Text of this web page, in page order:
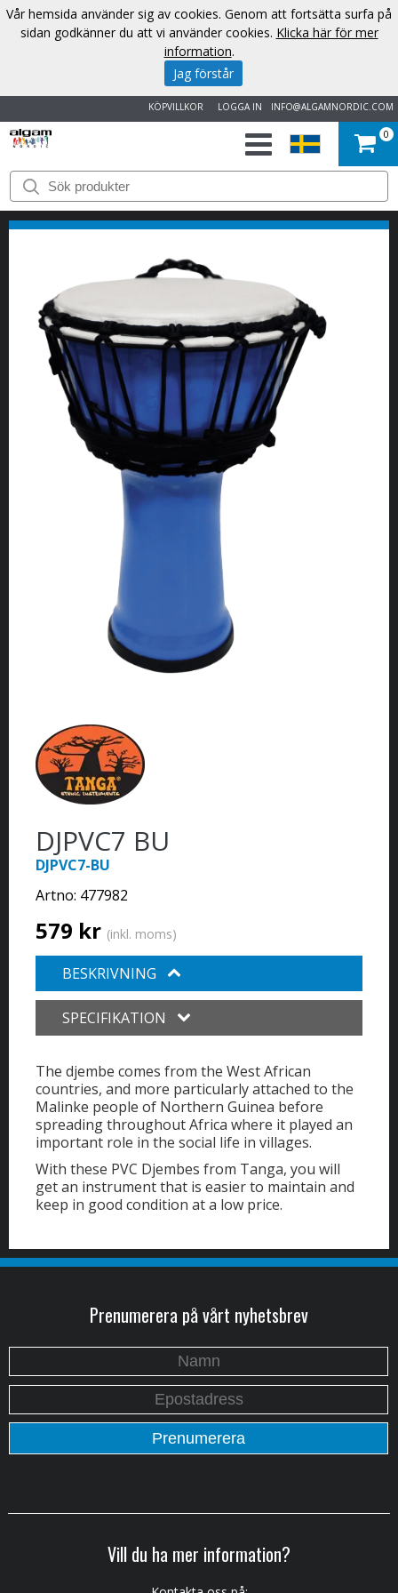
INFO@ALGAMNORDIC.COM
LOGGA IN
KÖPVILLKOR
START
VARUMÄRKEN
NYHETER
OM
OSS
KONTAKT
0
DJPVC7 BU
DJPVC7-BU
Artno: 477982
579 kr (inkl. moms)
BESKRIVNING
SPECIFIKATION
The djembe comes from the West African
countries, and more particularly attached to the
Malinke people of Northern Guinea before
spreading throughout Africa where it played an
important role in the social life in villages.
With these PVC Djembes from Tanga, you will
get an instrument that is easier to maintain and
keep in good condition at a low price.
Prenumerera på vårt nyhetsbrev
Vill du ha mer information?
Vår hemsida använder sig av cookies. Genom att fortsätta surfa på
sidan godkänner du att vi använder cookies. Klicka här för mer
information.
Jag förstår